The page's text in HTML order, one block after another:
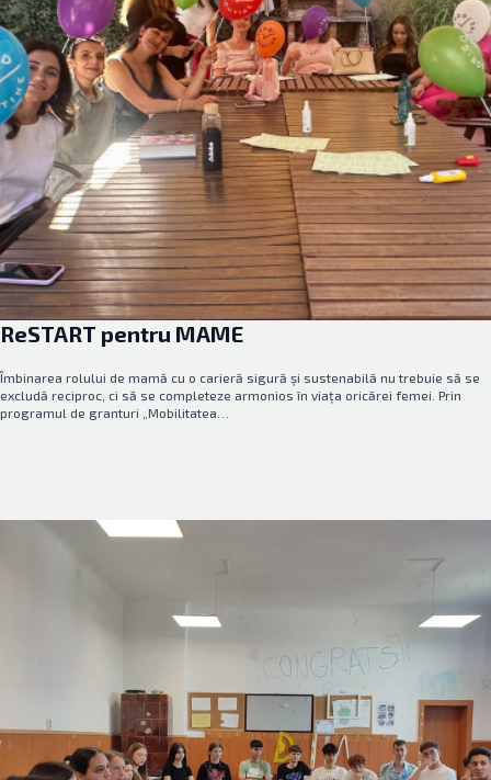
ReSTART pentru MAME
Îmbinarea rolului de mamă cu o carieră sigură și sustenabilă nu trebuie să se
excludă reciproc, ci să se completeze armonios în viața oricărei femei. Prin
programul de granturi „Mobilitatea…